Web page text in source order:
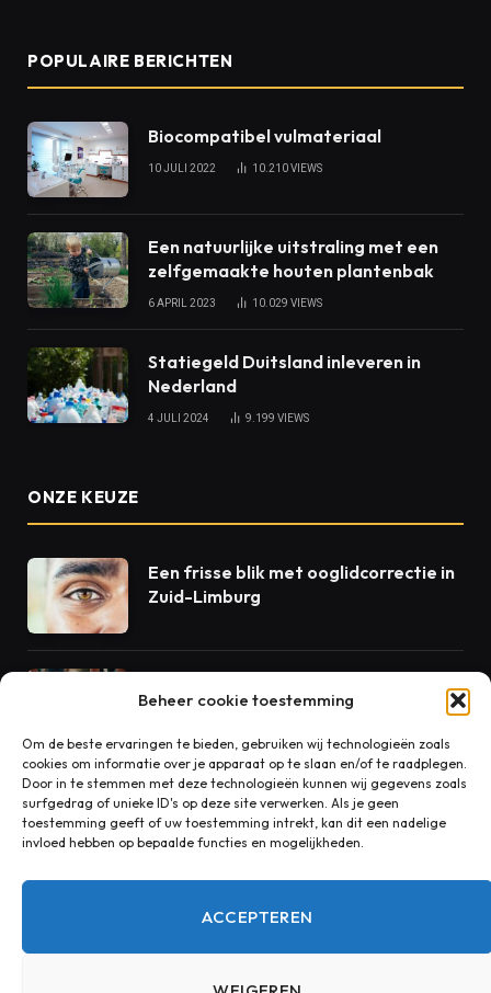
Beheer cookie toestemming
Om de beste ervaringen te bieden, gebruiken wij technologieën zoals
cookies om informatie over je apparaat op te slaan en/of te raadplegen.
Door in te stemmen met deze technologieën kunnen wij gegevens zoals
surfgedrag of unieke ID's op deze site verwerken. Als je geen
toestemming geeft of uw toestemming intrekt, kan dit een nadelige
invloed hebben op bepaalde functies en mogelijkheden.
ACCEPTEREN
POPULAIRE BERICHTEN
Biocompatibel vulmateriaal
10 JULI 2022 10.210VIEWS
Een natuurlijke uitstraling met een
zelfgemaakte houten plantenbak
6 APRIL 2023 10.029 VIEWS
Statiegeld Duitsland inleveren in
Nederland
4 JULI 2024 9.199 VIEWS
ONZE KEUZE
Een frisse blik met ooglidcorrectie in
Zuid-Limburg
Beton als dienst: waarom volgende-
dag levering de standaard zou
Rust in huis begint bij goede
akoestiek